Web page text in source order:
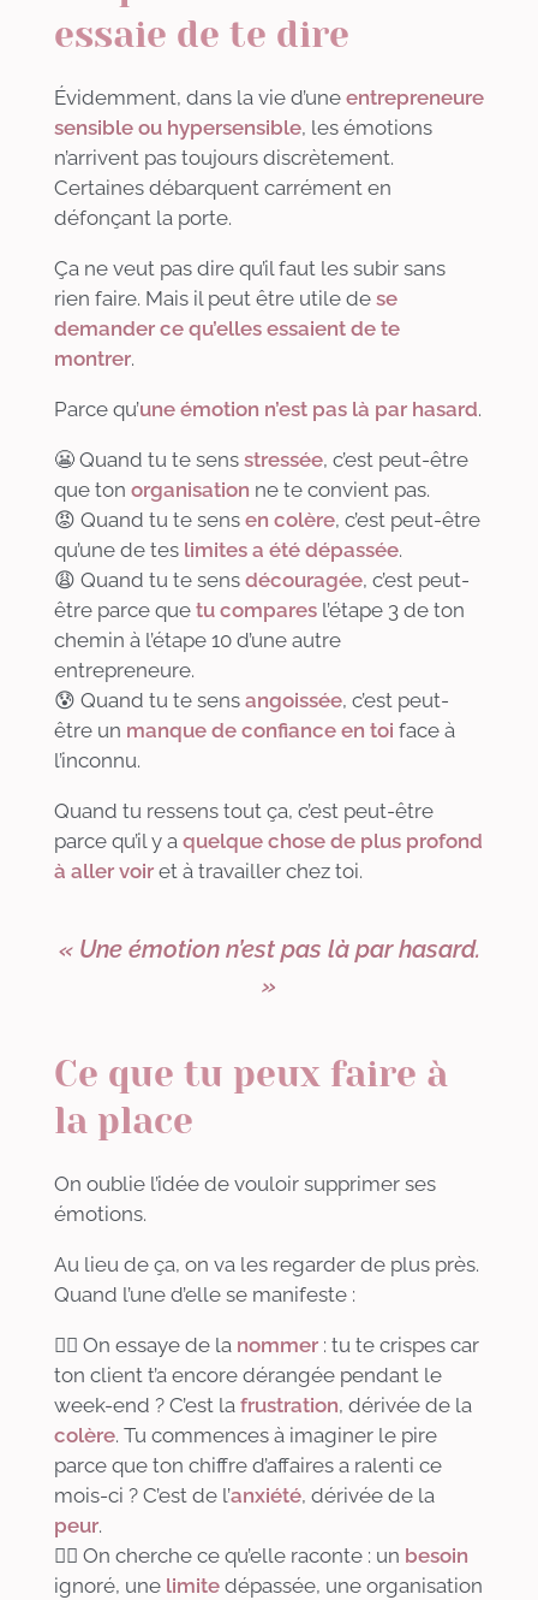
essaie de te dire
Évidemment, dans la vie d’une entrepreneure
sensible ou hypersensible, les émotions
n’arrivent pas toujours discrètement.
Certaines débarquent carrément en
défonçant la porte.
Ça ne veut pas dire qu’il faut les subir sans
rien faire. Mais il peut être utile de se
demander ce qu’elles essaient de te
montrer.
Parce qu’une émotion n’est pas là par hasard.
😬 Quand tu te sens stressée, c’est peut-être
que ton organisation ne te convient pas.
😡 Quand tu te sens en colère, c’est peut-être
qu’une de tes limites a été dépassée.
😩 Quand tu te sens découragée, c’est peut-
être parce que tu compares l’étape 3 de ton
chemin à l’étape 10 d’une autre
entrepreneure.
😰 Quand tu te sens angoissée, c’est peut-
être un manque de confiance en toi face à
l’inconnu.
Quand tu ressens tout ça, c’est peut-être
parce qu’il y a quelque chose de plus profond
à aller voir et à travailler chez toi.
«Une émotion n’est pas là par hasard.
»
Ce que tu peux faire à
la place
On oublie l’idée de vouloir supprimer ses
émotions.
Au lieu de ça, on va les regarder de plus près.
Quand l’une d’elle se manifeste :
👉🏻 On essaye de la nommer : tu te crispes car
ton client t’a encore dérangée pendant le
week-end ? C’est la frustration, dérivée de la
colère. Tu commences à imaginer le pire
parce que ton chiffre d’affaires a ralenti ce
mois-ci ? C’est de l’anxiété, dérivée de la
peur.
👉🏻 On cherche ce qu’elle raconte : un besoin
ignoré, une limite dépassée, une organisation